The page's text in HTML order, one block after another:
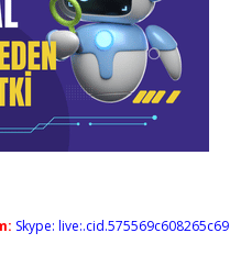
Skype: live:.cid.575569c608265c69